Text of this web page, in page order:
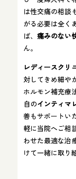
は性交痛の相談
がる必要は全く
ば、痛みのない
ん。
レディースクリ
対してきめ細や
ホルモン補充療
自のインティマ
善もサポートい
軽に当院へご相
わせた最適な治
けて一緒に取り